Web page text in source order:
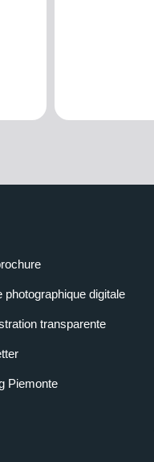
photographique digitale
transparente
Piemonte